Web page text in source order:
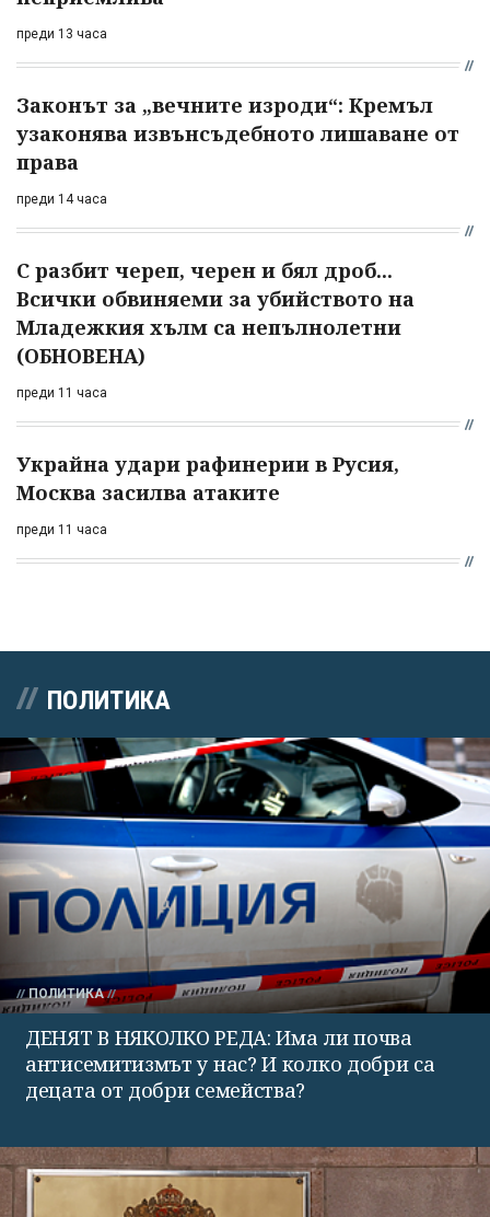
преди 13 часа
Законът за „вечните изроди“: Кремъл
узаконява извънсъдебното лишаване от
права
преди 14 часа
С разбит череп, черен и бял дроб...
Всички обвиняеми за убийството на
Младежкия хълм са непълнолетни
(ОБНОВЕНА)
преди 11 часа
Украйна удари рафинерии в Русия,
Москва засилва атаките
преди 11 часа
ПОЛИТИКА
ПОЛИТИКА
ДЕНЯТ В НЯКОЛКО РЕДА: Има ли почва
антисемитизмът у нас? И колко добри са
децата от добри семейства?